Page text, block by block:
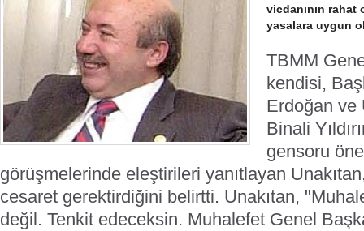
vicdanının
yasalara uygun
TBMM
kendisi,
Erdoğan ve
Binali
gensoru
görüşmelerinde eleştirileri yanıtlayan
cesaret gerektirdiğini belirtti. Unakıtan,
değil. Tenkit edeceksin. Muhalefet Genel